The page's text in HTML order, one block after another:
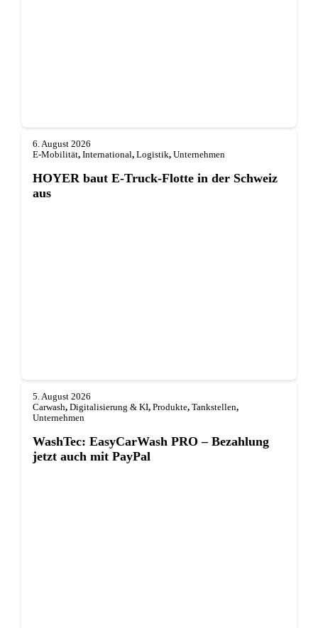
6. August 2026
E-Mobilität, International, Logistik, Unternehmen
HOYER baut E-Truck-Flotte in der Schweiz
aus
5. August 2026
Carwash, Digitalisierung & KI, Produkte, Tankstellen,
Unternehmen
WashTec: EasyCarWash PRO – Bezahlung
jetzt auch mit PayPal